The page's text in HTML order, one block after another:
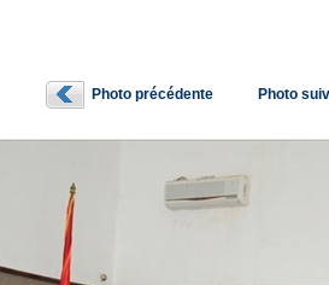
Photo précédente Photo